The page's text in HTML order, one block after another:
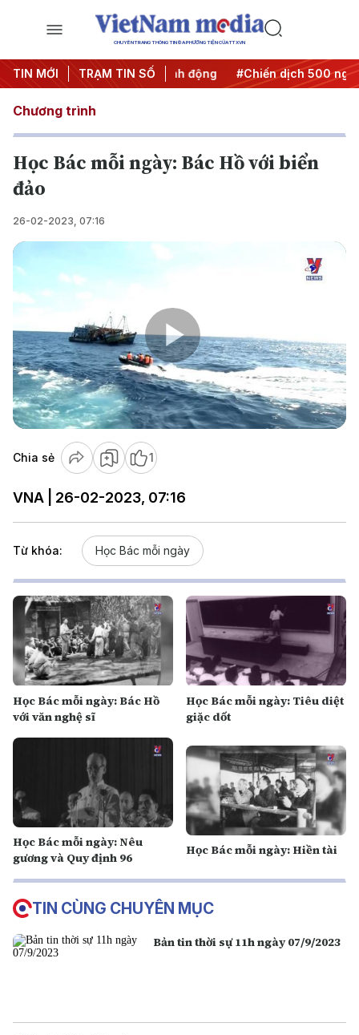
CHUYÊN TRANG THÔNG TIN ĐA PHƯƠNG TIỆN CỦA TTXVN
TIN MỚI TRẠM TIN SỐ
Nghị quyết thành hành động #Chiến dịch 500 ngày
Chương trình
Học Bác mỗi ngày: Bác Hồ với biển
đảo
26-02-2023, 07:16
Play
Video
Chia sẻ 1
VNA | 26-02-2023, 07:16
Từ khóa: Học Bác mỗi ngày
Học Bác mỗi ngày: Bác Hồ
với văn nghệ sĩ
Học Bác mỗi ngày: Tiêu diệt
giặc dốt
Học Bác mỗi ngày: Nêu
gương và Quy định 96
Học Bác mỗi ngày: Hiền tài
TIN CÙNG CHUYÊN MỤC
Bản tin thời sự 11h ngày 07/9/2023